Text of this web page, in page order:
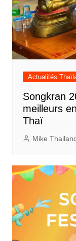
Actualités
Songkran
meilleurs
Thaï
Mike